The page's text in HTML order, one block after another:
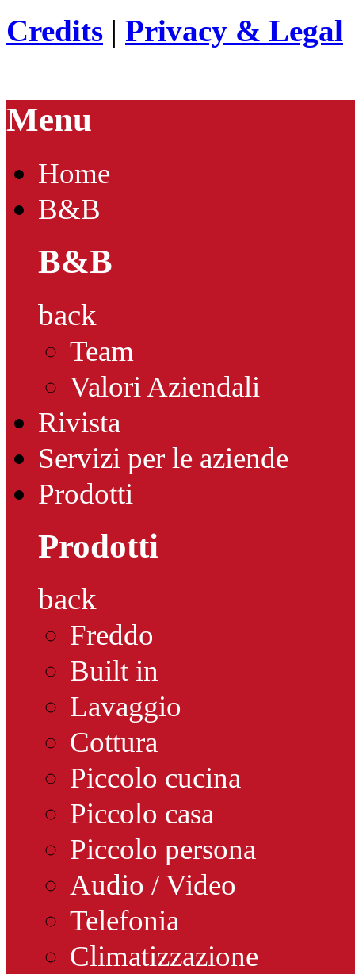
Credits | Privacy & Legal
Menu
Home
B&B
B&B
back
Team
Valori Aziendali
Rivista
Servizi per le aziende
Prodotti
Prodotti
back
Freddo
Built in
Lavaggio
Cottura
Piccolo cucina
Piccolo casa
Piccolo persona
Audio / Video
Telefonia
Climatizzazione